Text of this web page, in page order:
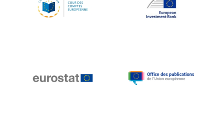
Johnny Åkerholm
Katharien L.C. Hunt